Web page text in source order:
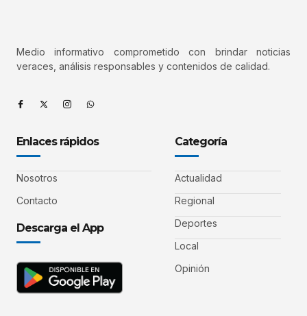
Medio informativo comprometido con brindar noticias
veraces, análisis responsables y contenidos de calidad.
Enlaces rápidos
Nosotros
Contacto
Descarga el App
Categoría
Actualidad
Regional
Deportes
Local
Opinión